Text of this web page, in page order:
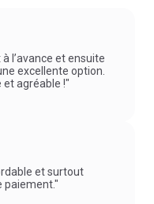
Dévoilez votre côté
avec ouverture boutonnée
coupe évoquant une
élégance. Pour des
l’avance et ensuite
excellente option.
et agréable !"
et surtout
paiement."